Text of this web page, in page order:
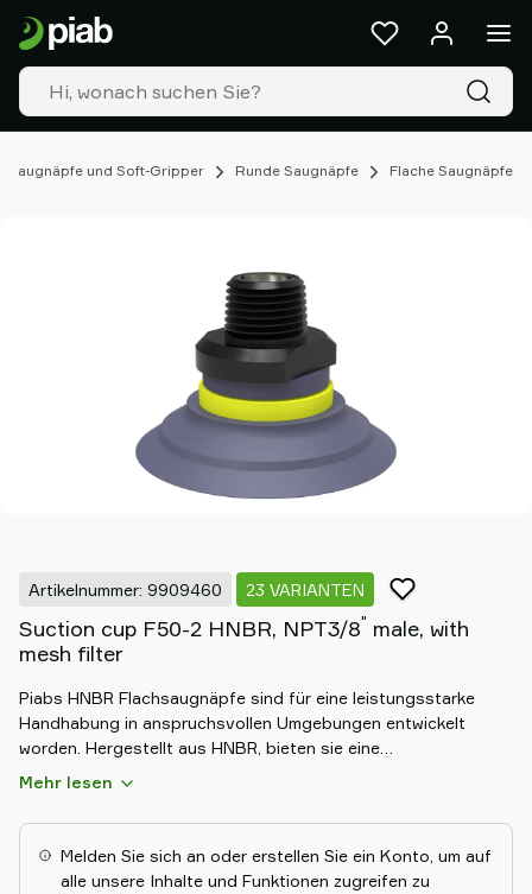
Saugnäpfe und Soft-Gripper Runde Saugnäpfe Flache Saugnäpfe
Artikelnummer: 9909460 23 VARIANTEN
Suction cup F50-2 HNBR, NPT3/8" male, with
mesh filter
Piabs HNBR Flachsaugnäpfe sind für eine leistungsstarke
Handhabung in anspruchsvollen Umgebungen entwickelt
worden. Hergestellt aus HNBR, bieten sie eine
markierungsfreie Handhabung und eine hervorragende
Konstruktion gewährleistet ein sicheres und stabiles Greifen,
was sie perfekt für Automobil- und
Schwerindustrieanwendungen macht.
Mehr lesen
Melden Sie sich an oder erstellen Sie ein Konto, um auf
alle unsere Inhalte und Funktionen zugreifen zu
Produkte
&
Lösungen
Industrien
Unsere
Ressourcen